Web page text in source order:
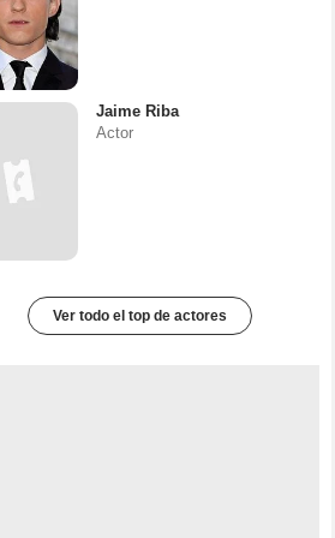
Jaime Riba
Actor
Ver todo el top de actores